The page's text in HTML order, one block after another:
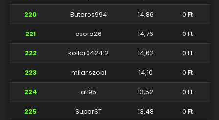
220 Butoros994 14,86 0 Ft
221 csoro26 14,76 0 Ft
222 kollar042412 14,62 0 Ft
223 milanszobi 14,10 0 Ft
224 ati95 13,52 0 Ft
225 SuperST 13,48 0 Ft